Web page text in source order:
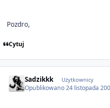
Pozdro,
Cytuj
Sadzikkk Użytkownicy
Opublikowano24 listopada